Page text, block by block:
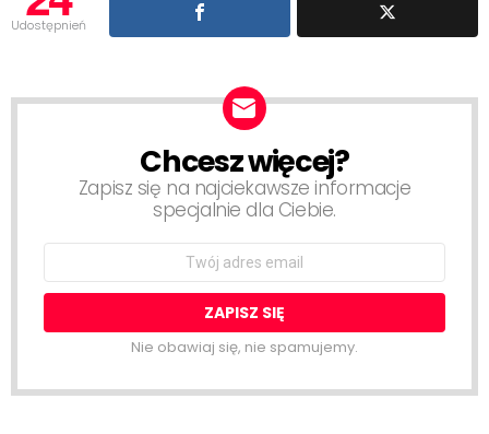
Udostępnień
NEWSLETTERChcesz więcej?
Zapisz się na najciekawsze informacje
specjalnie dla Ciebie.
Email
Nie obawiaj się, nie spamujemy.